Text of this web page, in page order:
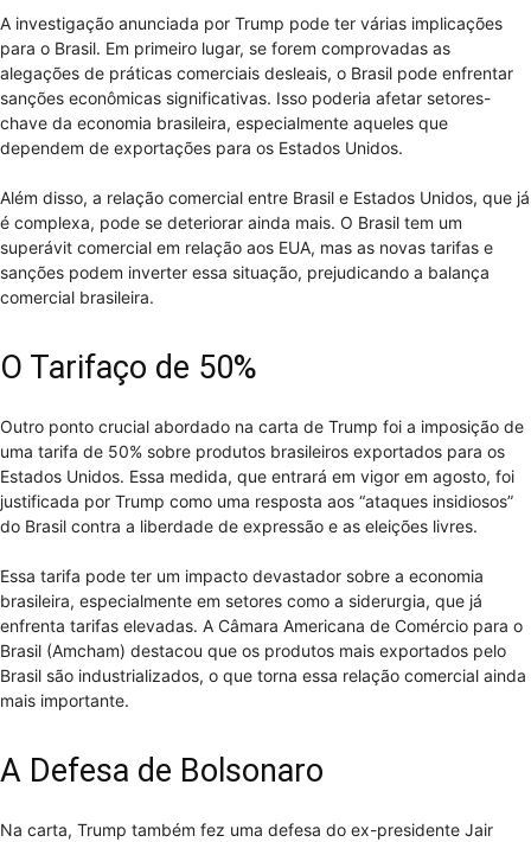
A investigação anunciada por Trump pode ter várias implicações
para o Brasil. Em primeiro lugar, se forem comprovadas as
alegações de práticas comerciais desleais, o Brasil pode enfrentar
sanções econômicas significativas. Isso poderia afetar setores-
chave da economia brasileira, especialmente aqueles que
dependem de exportações para os Estados Unidos.
Além disso, a relação comercial entre Brasil e Estados Unidos, que já
é complexa, pode se deteriorar ainda mais. O Brasil tem um
superávit comercial em relação aos EUA, mas as novas tarifas e
sanções podem inverter essa situação, prejudicando a balança
comercial brasileira.
O Tarifaço de 50%
Outro ponto crucial abordado na carta de Trump foi a imposição de
uma tarifa de 50% sobre produtos brasileiros exportados para os
Estados Unidos. Essa medida, que entrará em vigor em agosto, foi
justificada por Trump como uma resposta aos “ataques insidiosos”
do Brasil contra a liberdade de expressão e as eleições livres.
Essa tarifa pode ter um impacto devastador sobre a economia
brasileira, especialmente em setores como a siderurgia, que já
enfrenta tarifas elevadas. A Câmara Americana de Comércio para o
Brasil (Amcham) destacou que os produtos mais exportados pelo
Brasil são industrializados, o que torna essa relação comercial ainda
mais importante.
A Defesa de Bolsonaro
Na carta, Trump também fez uma defesa do ex-presidente Jair